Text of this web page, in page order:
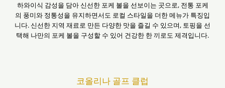
하와이식 감성을 담아 신선한 포케 볼을 선보이는 곳으로, 전통 포케
의 풍미와 정통성을 유지하면서도 로컬 스타일을 더한 메뉴가 특징입
니다. 신선한 지역 재료로 만든 다양한 맛을 즐길 수 있으며, 토핑을 선
택해 나만의 포케 볼을 구성할 수 있어 건강한 한 끼로도 제격입니다.
코올리나 골프 클럽